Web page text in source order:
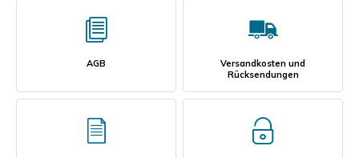
AGB
Versandkosten und
Rücksendungen